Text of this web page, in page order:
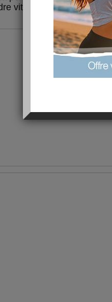
vite et tout reprendre
molo.